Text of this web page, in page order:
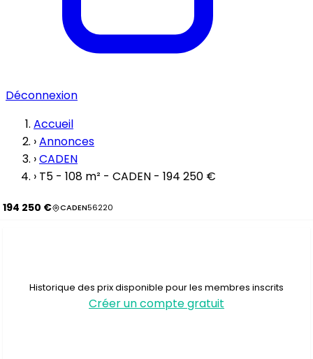
Déconnexion
Accueil
›Annonces
›CADEN
› T5 - 108 m² - CADEN - 194 250 €
194 250 € CADEN56220
Historique des prix disponible pour les membres inscrits
Créer un compte gratuit